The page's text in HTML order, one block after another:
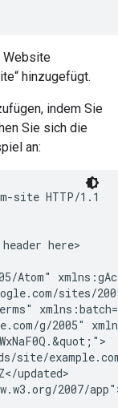
Website
hinzugefügt.
indem Sie
Sie sich die
an:
site HTTP/1.1
here>
Atom"
sites/
g/2005"
site/
updated>
2007/